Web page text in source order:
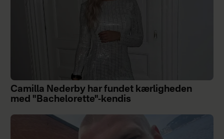
Camilla Nederby har fundet kærligheden
med "Bachelorette"-kendis